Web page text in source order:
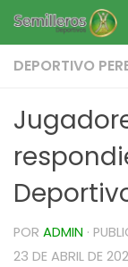
Saltar al
DEPORTIVO
POR ADMIN ·
23 DE ABRIL DE